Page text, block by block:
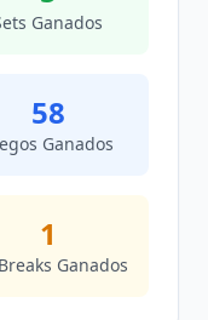
Ganados
58
Ganados
1
Ganados